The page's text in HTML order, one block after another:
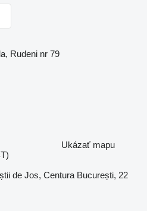
Rudeni nr 79
Ukázať mapu
de Jos, Centura București, 22